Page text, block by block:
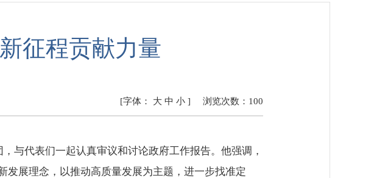
征程贡献力量
浏览次数： 100
[字体： 大 中 小 ]
与代表们一起认真审议和讨论政府工作报告。他强调，
展理念，以推动高质量发展为主题，进一步找准定